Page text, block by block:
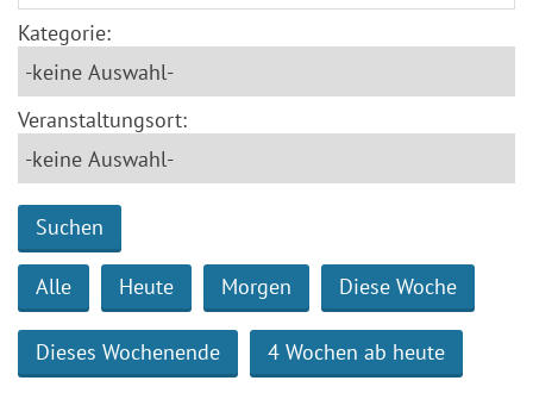
Kategorie:
Veranstaltungsort:
Alle Heute Morgen Diese Woche
Dieses Wochenende 4 Wochen ab heute